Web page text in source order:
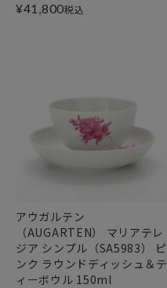
¥41,800税込
アウガルテン
（AUGARTEN） マリアテレ
ジア シンプル（SA5983） ピ
ンク ラウンドディッシュ＆テ
ィーボウル 150ml